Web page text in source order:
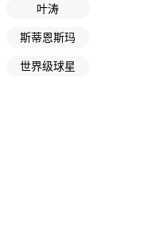
叶涛
斯蒂恩斯玛
世界级球星